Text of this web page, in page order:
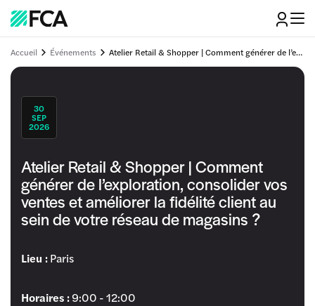
Accueil Événements Atelier Retail & Shopper | Comment générer de l’exploration, consolider vos ventes et améliorer la fidélité client au sein de votre réseau de magasins ?
30
SEP
2026
Atelier Retail & Shopper | Comment
générer de l’exploration, consolider vos
ventes et améliorer la fidélité client au
sein de votre réseau de magasins ?
Lieu :Paris
Horaires :9:00 - 12:00